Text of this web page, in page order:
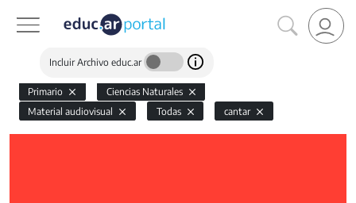
Incluir Archivo educ.ar
Primario
Ciencias Naturales
Material audiovisual
Todas cantar